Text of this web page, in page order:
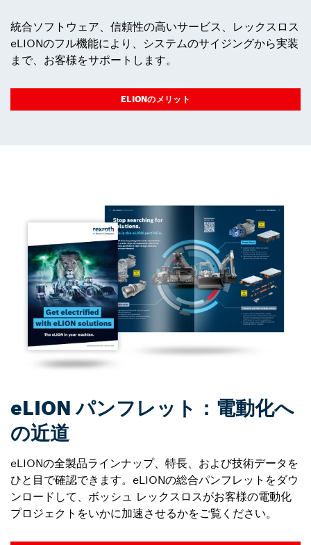
統合ソフトウェア、信頼性の高いサービス、レックスロス
eLIONのフル機能により、システムのサイジングから実装
まで、お客様をサポートします。
ELIONのメリット
eLION パンフレット：電動化へ
の近道
eLIONの全製品ラインナップ、特長、および技術データを
ひと目で確認できます。eLIONの総合パンフレットをダウ
ンロードして、ボッシュ レックスロスがお客様の電動化
プロジェクトをいかに加速させるかをご覧ください。